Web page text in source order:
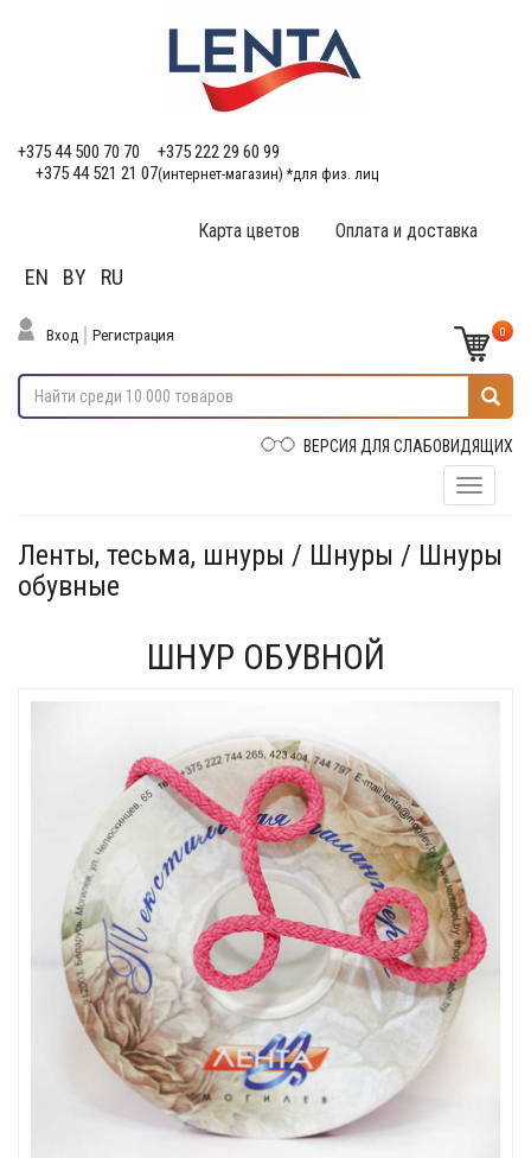
+375 44 500 70 70
+375 222 29 60 99
+375 44 521 21 07(интернет-магазин) *для физ. лиц
Оплата и доставка
Карта цветов
EN BY RU
Вход Регистрация 0
ВЕРСИЯ ДЛЯ СЛАБОВИДЯЩИХ
Ленты, тесьма, шнуры / Шнуры / Шнуры
обувные
ШНУР ОБУВНОЙ